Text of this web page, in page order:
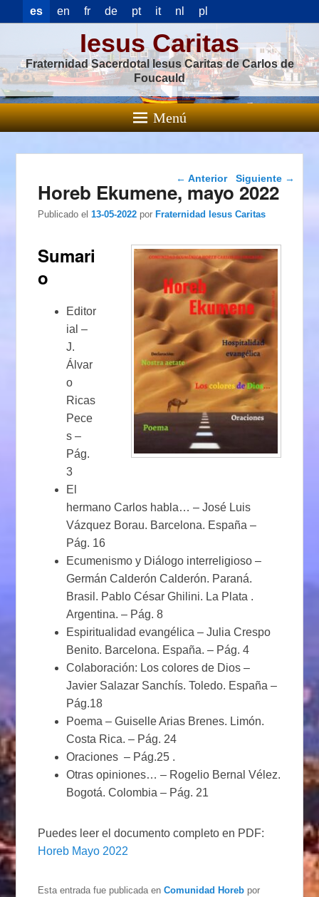
es en fr de pt it nl pl
Iesus Caritas
Fraternidad Sacerdotal Iesus Caritas de Carlos de
Foucauld
Menú
Navegación de
entradas
← Anterior Siguiente →
Horeb Ekumene, mayo 2022
Publicado el 13-05-2022 porFraternidad Iesus Caritas
Sumari
o
Editor
ial –
J.
Álvar
o
Ricas
Pece
s –
Pág.
3
El
hermano Carlos habla… – José Luis
Vázquez Borau. Barcelona. España –
Pág. 16
Ecumenismo y Diálogo interreligioso –
Germán Calderón Calderón. Paraná.
Brasil. Pablo César Ghilini. La Plata .
Argentina. – Pág. 8
Espiritualidad evangélica – Julia Crespo
Benito. Barcelona. España. – Pág. 4
Colaboración: Los colores de Dios –
Javier Salazar Sanchís. Toledo. España –
Pág.18
Poema – Guiselle Arias Brenes. Limón.
Costa Rica. – Pág. 24
Oraciones – Pág.25 .
Otras opiniones… – Rogelio Bernal Vélez.
Bogotá. Colombia – Pág. 21
Puedes leer el documento completo en PDF:
Horeb Mayo 2022
Esta entrada fue publicada enComunidad Horeb por